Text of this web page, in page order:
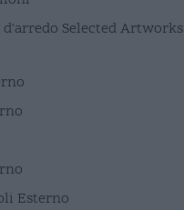
d'arredo Selected Artworks
Esterno